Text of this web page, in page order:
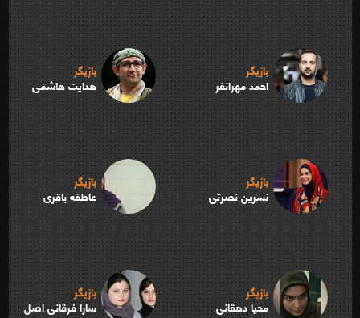
بازیگر
احمد مهرانفر
بازیگر
هدایت هاشمی
بازیگر
نسرین نصرتی
بازیگر
عاطفه باقری
بازیگر
محیا دهقانی
بازیگر
سارا فرقانی اصل